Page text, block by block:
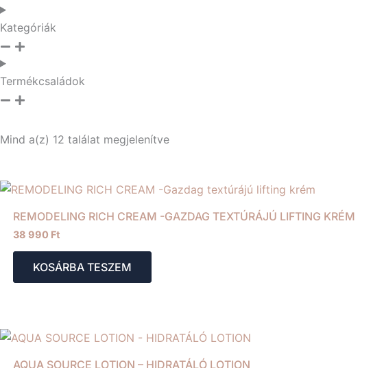
Kategóriák
Termékcsaládok
Mind a(z) 12 találat megjelenítveby
REMODELING RICH CREAM -GAZDAG TEXTÚRÁJÚ LIFTING KRÉM
38 990 Ft
KOSÁRBA TESZEM
AQUA SOURCE LOTION – HIDRATÁLÓ LOTION